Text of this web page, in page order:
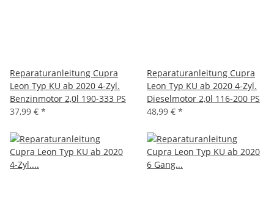
Reparaturanleitung Cupra
Leon Typ KU ab 2020 4-Zyl.
Benzinmotor 2,0l 190-333 PS
37,99 € *
Reparaturanleitung Cupra
Leon Typ KU ab 2020 4-Zyl.
Dieselmotor 2,0l 116-200 PS
48,99 € *